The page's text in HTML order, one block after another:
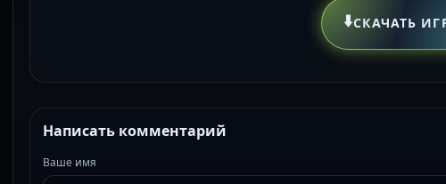
⬇️СКАЧАТЬ
Написать комментарий
Ваше имя